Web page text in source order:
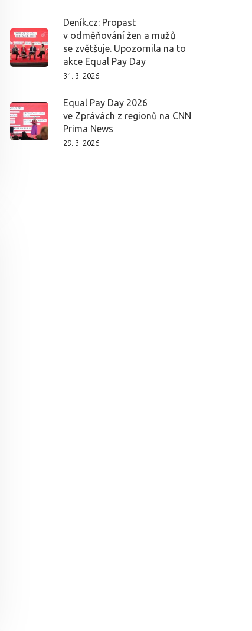
Deník.cz: Propast
v odměňování žen a mužů
se zvětšuje. Upozornila na to
akce Equal Pay Day
31. 3. 2026
Equal Pay Day 2026
ve Zprávách z regionů na CNN
Prima News
29. 3. 2026